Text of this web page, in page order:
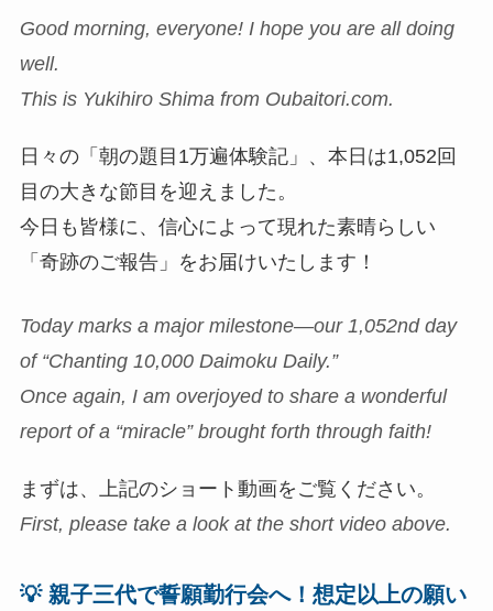
Good morning, everyone! I hope you are all doing
well.
This is Yukihiro Shima from Oubaitori.com.
日々の「朝の題目1万遍体験記」、本日は1,052回
目の大きな節目を迎えました。
今日も皆様に、信心によって現れた素晴らしい
「奇跡のご報告」をお届けいたします！
Today marks a major milestone—our 1,052nd day
of “Chanting 10,000 Daimoku Daily.”
Once again, I am overjoyed to share a wonderful
report of a “miracle” brought forth through faith!
まずは、上記のショート動画をご覧ください。
First, please take a look at the short video above.
💡 親子三代で誓願勤行会へ！想定以上の願い